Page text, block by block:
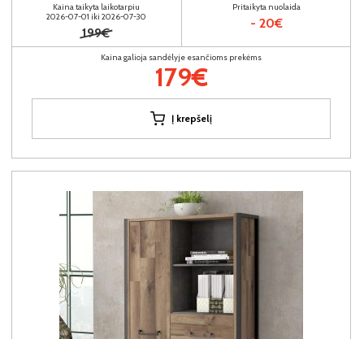
Kaina taikyta laikotarpiu
2026-07-01 iki 2026-07-30
199€
Pritaikyta nuolaida
- 20€
Kaina galioja sandėlyje esančioms prekėms
179€
Į krepšelį